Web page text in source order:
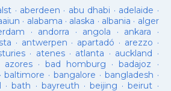
· aberdeen · abu dhabi · adelaide ·
· alabama · alaska · albania · alger
· andorra · angola · ankara ·
· antwerpen · apartadó · arezzo ·
· atenes· atlanta · auckland ·
azores·bad homburg ·badajoz ·
·baltimore ·bangalore · bangladesh ·
·bath · bayreuth ·beijing ·beirut ·